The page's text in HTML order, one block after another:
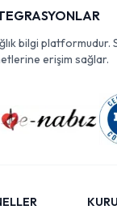
bilgi
erişim sağlar.